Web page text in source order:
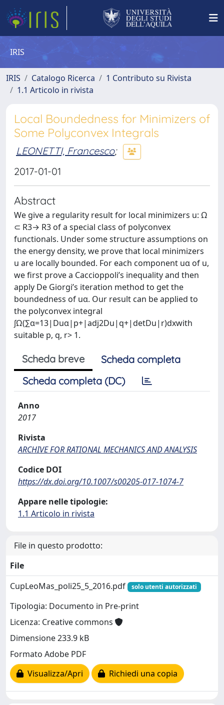
IRIS
IRIS Catalogo Ricerca
1 Contributo su Rivista
1.1 Articolo in rivista
Local Boundedness for Minimizers of
Some Polyconvex Integrals
LEONETTI, Francesco;
2017-01-01
Abstract
We give a regularity result for local minimizers u: Ω
⊂ R3→ R3 of a special class of polyconvex
functionals. Under some structure assumptions on
the energy density, we prove that local minimizers
u are locally bounded. For each component uα of u,
we first prove a Caccioppoli’s inequality and then
apply De Giorgi’s iteration method to get the
boundedness of uα. Our result can be applied to
the polyconvex integral
∫Ω(∑α=13|Duα|p+|adj2Du|q+|detDu|r)dxwith
suitable p, q, r> 1.
Scheda breve
Scheda completa
Scheda completa (DC)
Anno
2017
Rivista
ARCHIVE FOR RATIONAL MECHANICS AND ANALYSIS
Codice DOI
https://dx.doi.org/10.1007/s00205-017-1074-7
Appare nelle tipologie:
1.1 Articolo in rivista
File in questo prodotto:
File
CupLeoMas_poli25_5_2016.pdf
solo utenti autorizzati
Tipologia: Documento in Pre-print
Licenza: Creative commons
Dimensione 233.9 kB
Formato Adobe PDF
Visualizza/Apri
Richiedi una copia